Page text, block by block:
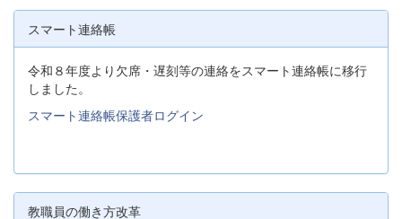
スマート連絡帳
令和８年度より欠席・遅刻等の連絡をスマート連絡帳に移行
しました。
スマート連絡帳保護者ログイン
教職員の働き方改革